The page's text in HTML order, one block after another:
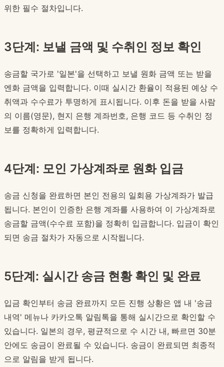
위한 필수 절차입니다.
3단계: 보낼 금액 및 수취인 정보 확인
송금할 국가로 '일본'을 선택하고 보낼 원화 금액 또는 받을
엔화 금액을 입력합니다. 이때 실시간 환율이 적용된 예상 수
취액과 수수료가 투명하게 표시됩니다. 이후 돈을 받을 사람
의 이름(영문), 현지 은행 계좌번호, 은행 코드 등 수취인 정
보를 정확하게 입력합니다.
4단계: 모인 가상계좌로 원화 입금
송금 신청을 완료하면 본인 전용의 일회용 가상계좌가 발급
됩니다. 본인이 인증한 은행 계좌를 사용하여 이 가상계좌로
송금할 금액(수수료 포함)을 정확히 입금합니다. 입금이 확인
되면 송금 절차가 자동으로 시작됩니다.
5단계: 실시간 송금 현황 확인 및 완료
입금 확인부터 송금 완료까지 모든 진행 상황은 앱 내 '송금
내역' 메뉴나 카카오톡 알림톡을 통해 실시간으로 확인할 수
있습니다. 일본의 경우, 평균적으로 수 시간 내, 빠르면 30분
안에도 송금이 완료될 수 있습니다. 송금이 완료되면 최종적
으로 알림을 받게 됩니다.